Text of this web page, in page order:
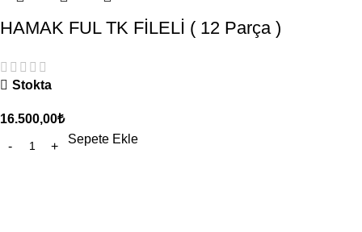
HAMAK FUL TK FİLELİ ( 12 Parça )
Stokta
16.500,00₺
Sepete Ekle